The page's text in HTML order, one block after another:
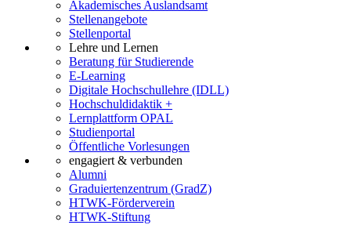
Akademisches Auslandsamt
Stellenangebote
Stellenportal
Lehre und Lernen
Beratung für Studierende
E-Learning
Digitale Hochschullehre (IDLL)
Hochschuldidaktik +
Lernplattform OPAL
Studienportal
Öffentliche Vorlesungen
engagiert & verbunden
Alumni
Graduiertenzentrum (GradZ)
HTWK-Förderverein
HTWK-Stiftung